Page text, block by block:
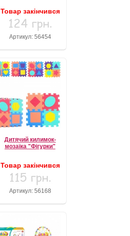
Товар закінчився
124 грн.
Артикул: 56454
Дитячий килимок-
мозаїка "Фігурки"
Товар закінчився
115 грн.
Артикул: 56168